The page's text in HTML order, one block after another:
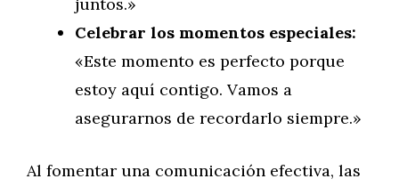
Celebrar los momentos especiales:
«Este momento es perfecto porque
estoy aquí contigo. Vamos a
asegurarnos de recordarlo siempre.»
Al fomentar una comunicación efectiva, las